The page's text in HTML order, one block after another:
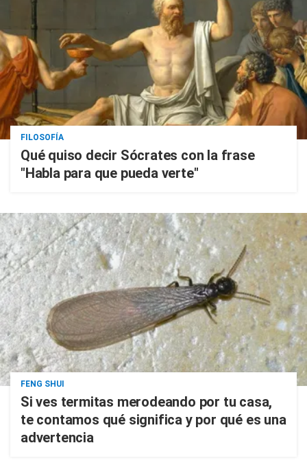
FILOSOFÍA
Qué quiso decir Sócrates con la frase
"Habla para que pueda verte"
FENG SHUI
Si ves termitas merodeando por tu casa,
te contamos qué significa y por qué es una
advertencia